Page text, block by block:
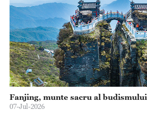
Fanjing, munte sacru al budismului
07-Jul-2026